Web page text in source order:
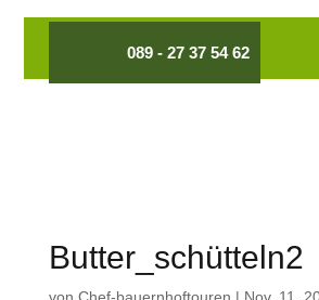
089 - 27 37 54 62
Butter_schütteln2